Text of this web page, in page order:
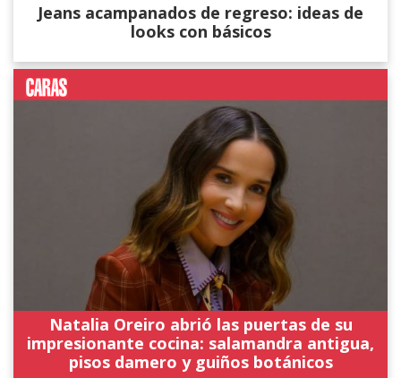
Jeans acampanados de regreso: ideas de
looks con básicos
Natalia Oreiro abrió las puertas de su
impresionante cocina: salamandra antigua,
pisos damero y guiños botánicos